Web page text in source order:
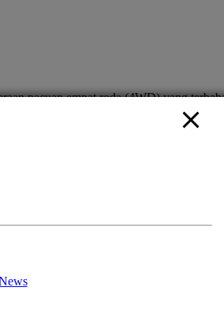
pacuan empat roda (4WD) yang